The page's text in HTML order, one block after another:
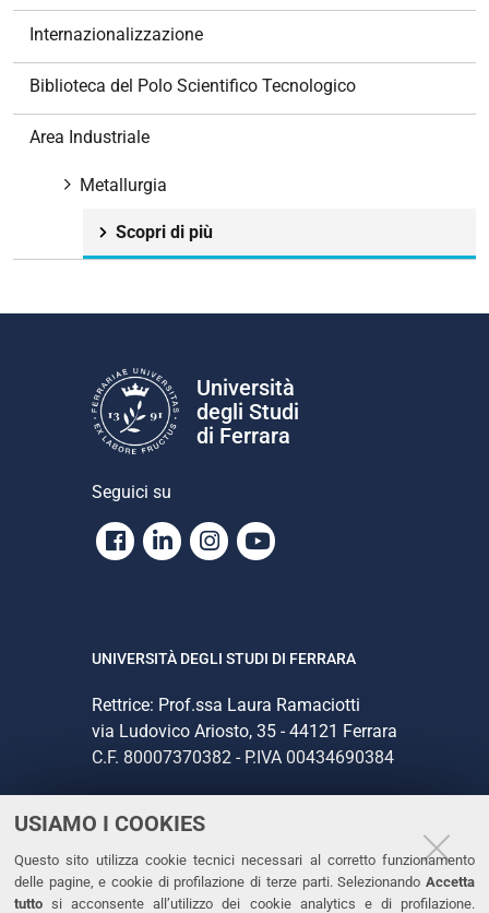
USIAMO I COOKIES
Questo sito utilizza cookie tecnici necessari al corretto funzionamento
delle pagine, e cookie di profilazione di terze parti. Selezionando Accetta
tutto si acconsente all’utilizzo dei cookie analytics e di profilazione.
Internazionalizzazione
Biblioteca del Polo Scientifico Tecnologico
Area Industriale
Metallurgia
Scopri di più
Università
degli Studi
di Ferrara
Seguici su
Facebook
LinkedinInstagram
Youtube
UNIVERSITÀ DEGLI STUDI DI FERRARA
Rettrice: Prof.ssa Laura Ramaciotti
via Ludovico Ariosto, 35 - 44121 Ferrara
C.F. 80007370382 - P.IVA 00434690384
CONTATTI
Tel. +39 0532 293111
Fax. +39 0532 293031